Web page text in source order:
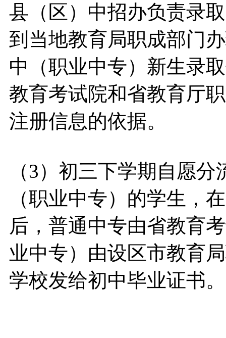
县（区）中招办负责录
到当地教育局职成部门
中（职业中专）新生录
教育考试院和省教育厅
注册信息的依据。
（3）初三下学期自愿
（职业中专）的学生，
后，普通中专由省教育
业中专）由设区市教育
学校发给初中毕业证书。